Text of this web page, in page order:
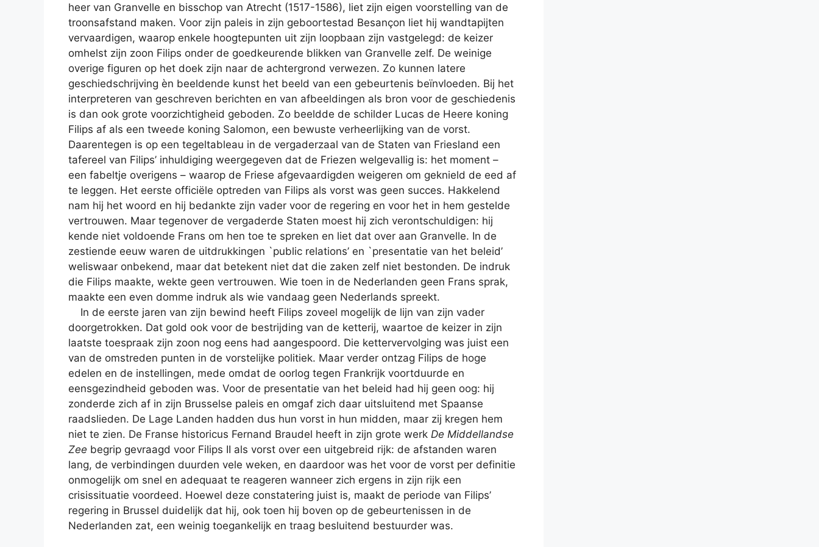
heer van Granvelle en bisschop van Atrecht (1517-1586), liet zijn eigen voorstelling van de
troonsafstand maken. Voor zijn paleis in zijn geboortestad Besançon liet hij wandtapijten
vervaardigen, waarop enkele hoogtepunten uit zijn loopbaan zijn vastgelegd: de keizer
omhelst zijn zoon Filips onder de goedkeurende blikken van Granvelle zelf. De weinige
overige figuren op het doek zijn naar de achtergrond verwezen. Zo kunnen latere
geschiedschrijving èn beeldende kunst het beeld van een gebeurtenis beïnvloeden. Bij het
interpreteren van geschreven berichten en van afbeeldingen als bron voor de geschiedenis
is dan ook grote voorzichtigheid geboden. Zo beeldde de schilder Lucas de Heere koning
Filips af als een tweede koning Salomon, een bewuste verheerlijking van de vorst.
Daarentegen is op een tegeltableau in de vergaderzaal van de Staten van Friesland een
tafereel van Filips’ inhuldiging weergegeven dat de Friezen welgevallig is: het moment –
een fabeltje overigens – waarop de Friese afgevaardigden weigeren om geknield de eed af
te leggen. Het eerste officiële optreden van Filips als vorst was geen succes. Hakkelend
nam hij het woord en hij bedankte zijn vader voor de regering en voor het in hem gestelde
vertrouwen. Maar tegenover de vergaderde Staten moest hij zich verontschuldigen: hij
kende niet voldoende Frans om hen toe te spreken en liet dat over aan Granvelle. In de
zestiende eeuw waren de uitdrukkingen `public relations’ en `presentatie van het beleid’
weliswaar onbekend, maar dat betekent niet dat die zaken zelf niet bestonden. De indruk
die Filips maakte, wekte geen vertrouwen. Wie toen in de Nederlanden geen Frans sprak,
maakte een even domme indruk als wie vandaag geen Nederlands spreekt.
In de eerste jaren van zijn bewind heeft Filips zoveel mogelijk de lijn van zijn vader
doorgetrokken. Dat gold ook voor de bestrijding van de ketterij, waartoe de keizer in zijn
laatste toespraak zijn zoon nog eens had aangespoord. Die kettervervolging was juist een
van de omstreden punten in de vorstelijke politiek. Maar verder ontzag Filips de hoge
edelen en de instellingen, mede omdat de oorlog tegen Frankrijk voortduurde en
eensgezindheid geboden was. Voor de presentatie van het beleid had hij geen oog: hij
zonderde zich af in zijn Brusselse paleis en omgaf zich daar uitsluitend met Spaanse
raadslieden. De Lage Landen hadden dus hun vorst in hun midden, maar zij kregen hem
niet te zien. De Franse historicus Fernand Braudel heeft in zijn grote werk De Middellandse
Zee begrip gevraagd voor Filips II als vorst over een uitgebreid rijk: de afstanden waren
lang, de verbindingen duurden vele weken, en daardoor was het voor de vorst per definitie
onmogelijk om snel en adequaat te reageren wanneer zich ergens in zijn rijk een
crisissituatie voordeed. Hoewel deze constatering juist is, maakt de periode van Filips’
regering in Brussel duidelijk dat hij, ook toen hij boven op de gebeurtenissen in de
Nederlanden zat, een weinig toegankelijk en traag besluitend bestuurder was.